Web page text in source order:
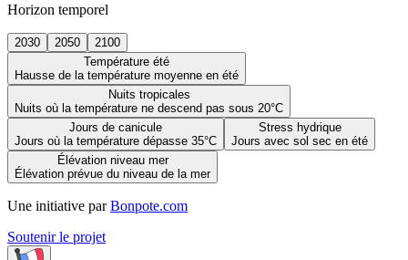
Horizon temporel
2030 2050
2100
Température été
Hausse de la température moyenne en été
Nuits tropicales
Nuits où la température ne descend pas sous 20°C
Jours de canicule
Jours où la température dépasse 35°C
Stress hydrique
Jours avec sol sec en été
Élévation niveau mer
Élévation prévue du niveau de la mer
Une initiative par Bonpote.com
Soutenir le projet